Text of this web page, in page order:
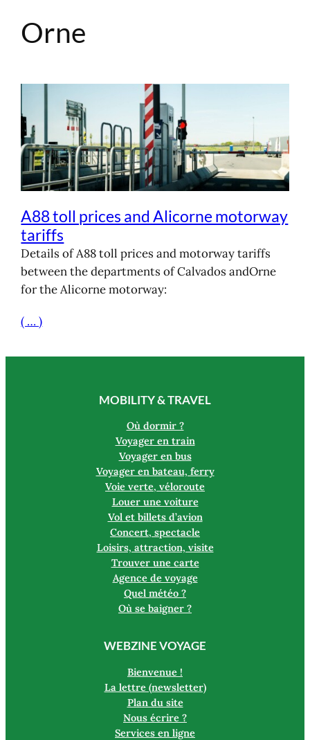
SkipOrne
A88 toll prices and Alicorne motorway
tariffs
Details of A88 toll prices and motorway tariffs
between the departments of Calvados andOrne
for the Alicorne motorway:
( … )
MOBILITY & TRAVEL
Où dormir ?
Voyager en train
Voyager en bus
Voyager en bateau, ferry
Voie verte, véloroute
Louer une voiture
Vol et billets d’avion
Concert, spectacle
Loisirs, attraction, visite
Trouver une carte
Agence de voyage
Quel météo ?
Où se baigner ?
WEBZINE VOYAGE
Bienvenue !
La lettre (newsletter)
Plan du site
Nous écrire ?
Services en ligne